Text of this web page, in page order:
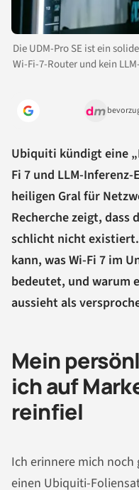
Die UDM-Pro SE ist ein
Wi-Fi-7-Router und kein
Ubiquiti kündigt eine
Fi 7 und LLM-
heiligen Gral für
Recherche zeigt, dass
schlicht nicht existiert.
kann, was Wi-Fi 7 im
bedeutet, und warum
aussieht als
Mein
ich auf
reinfiel
Ich erinnere mich
einen Ubiquiti-